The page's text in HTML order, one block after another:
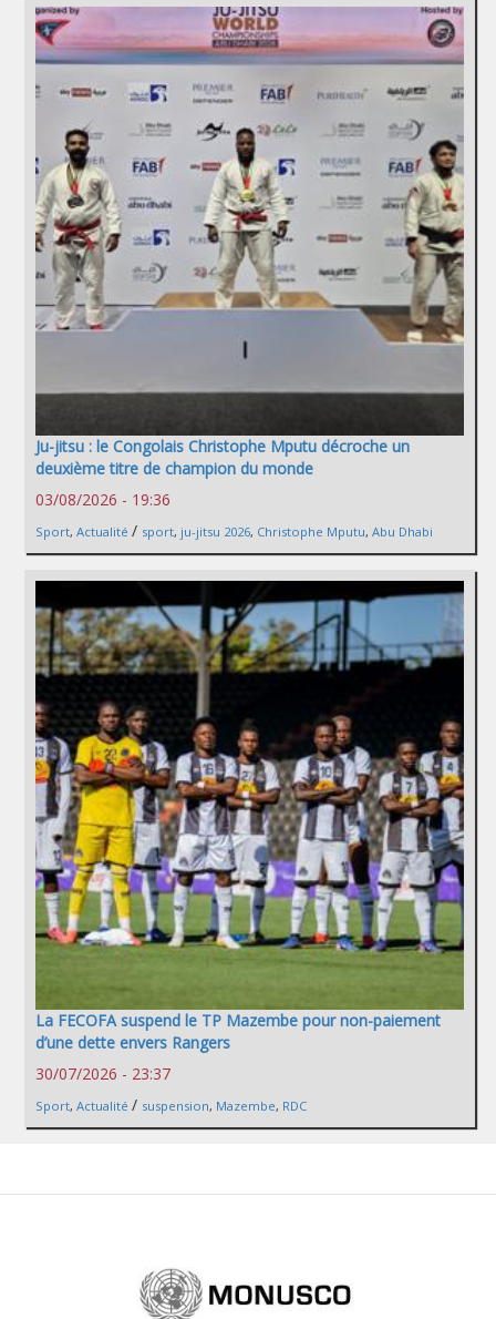
Ju-jitsu : le Congolais Christophe Mputu décroche un
deuxième titre de champion du monde
03/08/2026 - 19:36
Sport, Actualité / sport, ju-jitsu 2026, Christophe Mputu, Abu Dhabi
La FECOFA suspend le TP Mazembe pour non-paiement
d’une dette envers Rangers
30/07/2026 - 23:37
Sport, Actualité / suspension, Mazembe, RDC